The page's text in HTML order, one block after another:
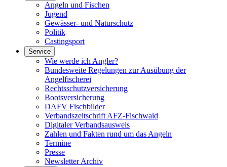
Angeln und Fischen
Jugend
Gewässer- und Naturschutz
Politik
Castingsport
Service
Wie werde ich Angler?
Bundesweite Regelungen zur Ausübung der
Angelfischerei
Rechtsschutzversicherung
Bootsversicherung
DAFV Fischbilder
Verbandszeitschrift AFZ-Fischwaid
Digitaler Verbandsausweis
Zahlen und Fakten rund um das Angeln
Termine
Presse
Newsletter Archiv